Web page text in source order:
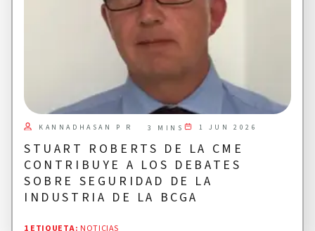
STUART ROBERTS DE LA CME
CONTRIBUYE A LOS DEBATES
SOBRE SEGURIDAD DE LA
INDUSTRIA DE LA BCGA
KANNADHASAN P R 3 MINS 1 JUN 2026
1 ETIQUETA: NOTICIAS